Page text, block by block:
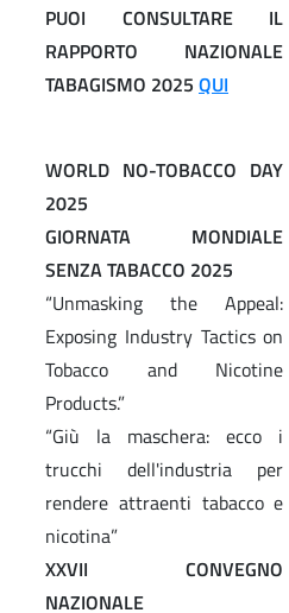
PUOI CONSULTARE IL
RAPPORTO NAZIONALE
TABAGISMO 2025 QUI
WORLD NO-TOBACCO DAY
2025
GIORNATA MONDIALE
SENZA TABACCO 2025
“Unmasking the Appeal:
Exposing Industry Tactics on
Tobacco and Nicotine
Products.”
“Giù la maschera: ecco i
trucchi dell'industria per
rendere attraenti tabacco e
nicotina”
XXVII CONVEGNO
NAZIONALE